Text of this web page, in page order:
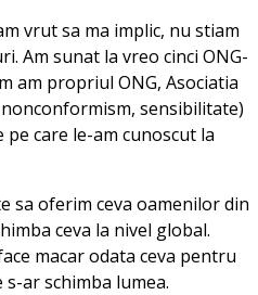
vrut sa ma implic, nu stiam
Am sunat la vreo cinci ONG-
am propriul ONG, Asociatia
sensibilitate)
care le-am cunoscut la
sa oferim ceva oamenilor din
ceva la nivel global.
macar odata ceva pentru
ar schimba lumea.